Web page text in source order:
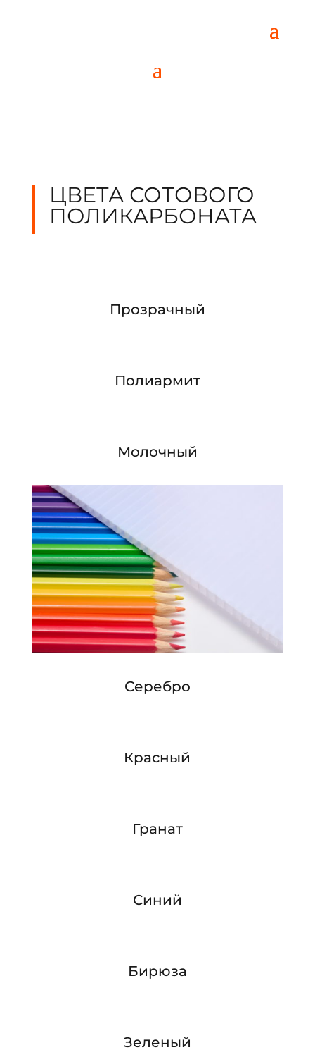
ЦВЕТА СОТОВОГО
ПОЛИКАРБОНАТА
Прозрачный
Полиармит
Молочный
Серебро
Красный
Гранат
Синий
Бирюза
Зеленый